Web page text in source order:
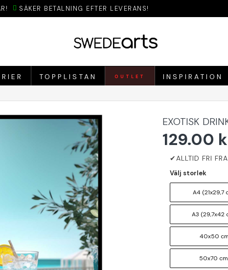
SÄKER BETALNING EFTER LEVERANS!
TOPPLISTAN OUTLET INSPIRATION
EXOTISK
129.00
Välj storlek
A4 (21x29,7
A3 (29,7x42
40x50
50x70 cm